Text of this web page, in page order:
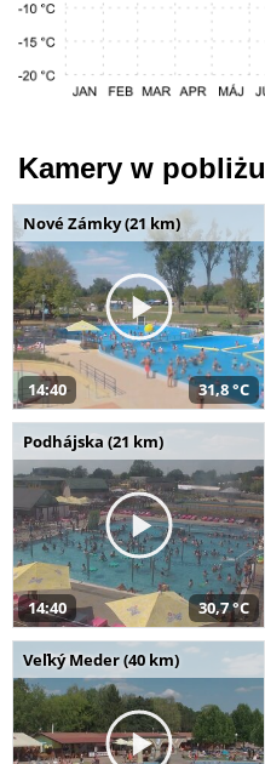
Kamery w pobliżu
Nové Zámky (21 km)
14:40 31,8 °C
Podhájska (21 km)
14:40 30,7 °C
Veľký Meder (40 km)